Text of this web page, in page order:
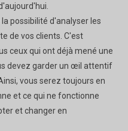
possibilité d'analyser les
de vos clients. C'est
ceux qui ont déjà mené une
devez garder un œil attentif
vous serez toujours en
et ce qui ne fonctionne
et changer en